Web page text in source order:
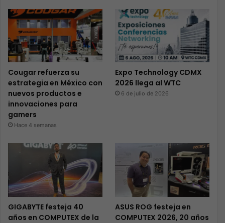
Cougar refuerza su
estrategia en México con
nuevos productos e
innovaciones para
gamers
Hace 4 semanas
Expo Technology CDMX
2026 llega al WTC
6 de julio de 2026
GIGABYTE festeja 40
años en COMPUTEX de la
ASUS ROG festeja en
COMPUTEX 2026, 20 años